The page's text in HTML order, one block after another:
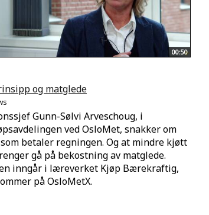
00:50
og matglede
Gunn-Sølvi Arveschoug, i
ved OsloMet, snakker om
betaler regningen. Og at mindre kjøtt
gå på bekostning av matglede.
inngår i læreverket Kjøp Bærekraftig,
på OsloMetX.